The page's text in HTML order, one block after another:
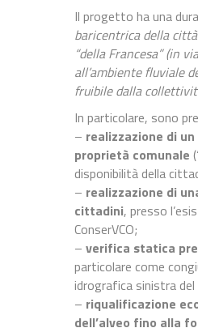
Il progetto ha una
baricentrica della
“della Francesa” (in
all’ambiente fluviale
fruibile dalla
In particolare, sono
– realizzazione di
proprietà comunale
disponibilità della
– realizzazione di
cittadini, presso
ConserVCO;
– verifica statica
particolare come
idrografica sinistra
– riqualificazione
dell’alveo fino alla